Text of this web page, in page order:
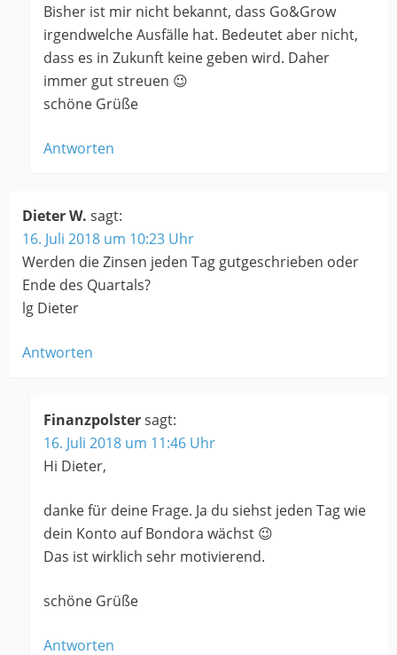
Bisher ist mir nicht bekannt, dass Go&Grow
irgendwelche Ausfälle hat. Bedeutet aber nicht,
dass es in Zukunft keine geben wird. Daher
immer gut streuen 😉
schöne Grüße
Antworten
Dieter W. sagt:
16. Juli 2018 um 10:23 Uhr
Werden die Zinsen jeden Tag gutgeschrieben oder
Ende des Quartals?
lg Dieter
Antworten
Finanzpolstersagt:
16. Juli 2018 um 11:46 Uhr
Hi Dieter,
danke für deine Frage. Ja du siehst jeden Tag wie
dein Konto auf Bondora wächst 😉
Das ist wirklich sehr motivierend.
schöne Grüße
Antworten